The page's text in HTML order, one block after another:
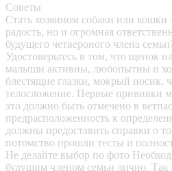
Советы
Стать хозяином собаки или кошки
радость, но и огромная
будущего четвероного члена
Удостоверьтесь в том, что щенок
малыши активны, любопытны и
блестящие глазки, мокрый носик,
телосложение. Первые прививки
это должно быть отмечено в
предрасположенность к
должны предоставить справки о
потомство прошли тесты и
Не делайте выбор по фото
будущим членом семьи лично. Так